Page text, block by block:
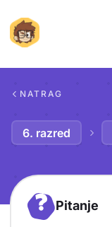
NATRAG
6. razred
? Pitanje